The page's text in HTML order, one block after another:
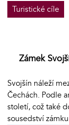
Turistické cíle
Zámek
Svojšín náleží
Čechách. Podle
století, což také
sousedství